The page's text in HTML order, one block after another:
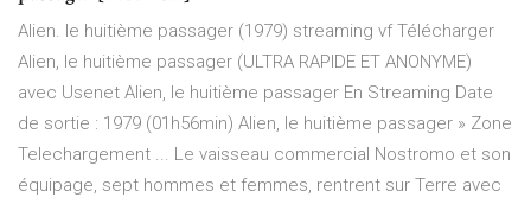
Alien. le huitième passager (1979) streaming vf Télécharger
Alien, le huitième passager (ULTRA RAPIDE ET ANONYME)
avec Usenet Alien, le huitième passager En Streaming Date
de sortie : 1979 (01h56min) Alien, le huitième passager » Zone
Telechargement ... Le vaisseau commercial Nostromo et son
équipage, sept hommes et femmes, rentrent sur Terre avec